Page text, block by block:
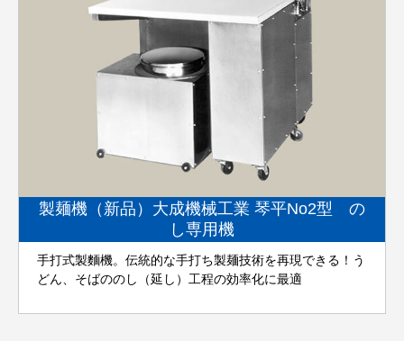
製麺機（新品）大成機械工業 琴平No2型 の
し専用機
手打式製麵機。伝統的な手打ち製麺技術を再現できる！う
どん、そばののし（延し）工程の効率化に最適